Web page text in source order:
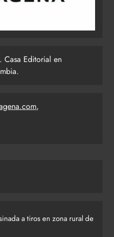
Casa Editorial en
,
a tiros en zona rural de